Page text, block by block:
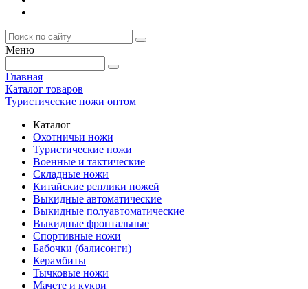
Меню
Главная
Каталог товаров
Туристические ножи оптом
Каталог
Охотничьи ножи
Туристические ножи
Военные и тактические
Складные ножи
Китайские реплики ножей
Выкидные автоматические
Выкидные полуавтоматические
Выкидные фронтальные
Спортивные ножи
Бабочки (балисонги)
Керамбиты
Тычковые ножи
Мачете и кукри